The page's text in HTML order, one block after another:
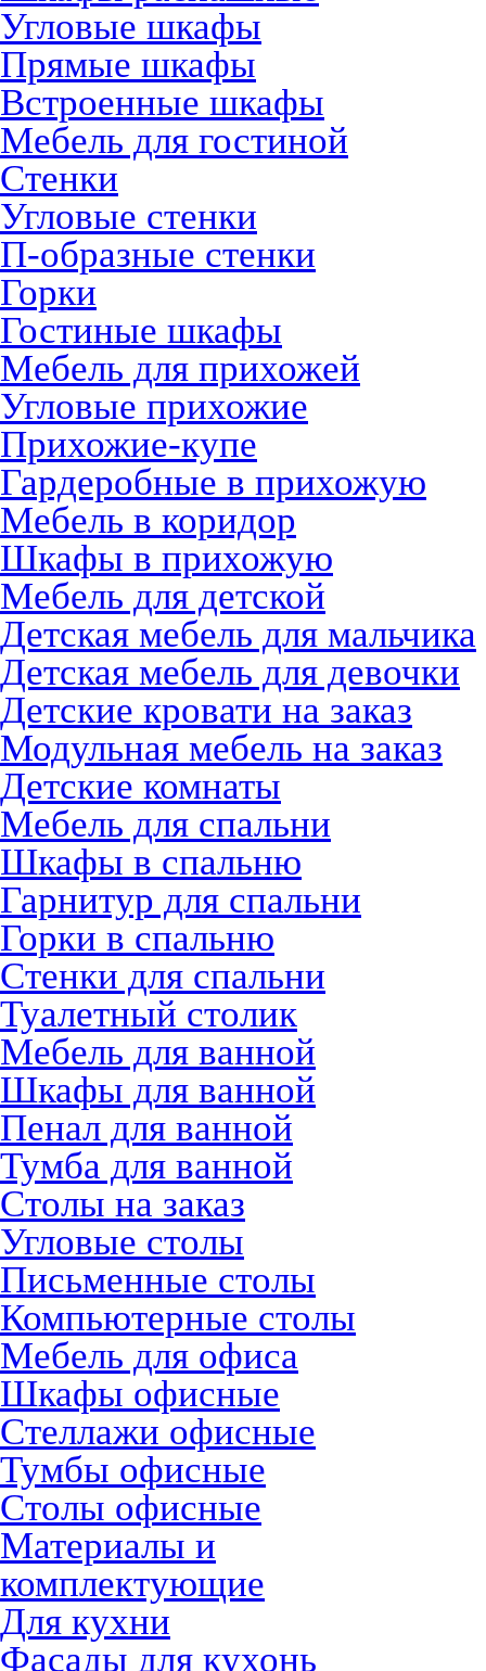
Угловые шкафы
Прямые шкафы
Встроенные шкафы
Мебель для гостиной
Стенки
Угловые стенки
П-образные стенки
Горки
Гостиные шкафы
Мебель для прихожей
Угловые прихожие
Прихожие-купе
Гардеробные в прихожую
Мебель в коридор
Шкафы в прихожую
Мебель для детской
Детская мебель для мальчика
Детская мебель для девочки
Детские кровати на заказ
Модульная мебель на заказ
Детские комнаты
Мебель для спальни
Шкафы в спальню
Гарнитур для спальни
Горки в спальню
Стенки для спальни
Туалетный столик
Мебель для ванной
Шкафы для ванной
Пенал для ванной
Тумба для ванной
Столы на заказ
Угловые столы
Письменные столы
Компьютерные столы
Мебель для офиса
Шкафы офисные
Стеллажи офисные
Тумбы офисные
Столы офисные
Материалы и
комплектующие
Для кухни
Фасады для кухонь